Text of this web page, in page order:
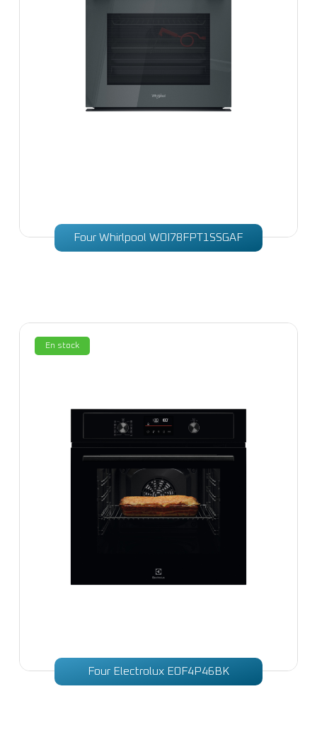
Four Whirlpool WOI78FPT1SSGAF
En stock
Four Electrolux EOF4P46BK